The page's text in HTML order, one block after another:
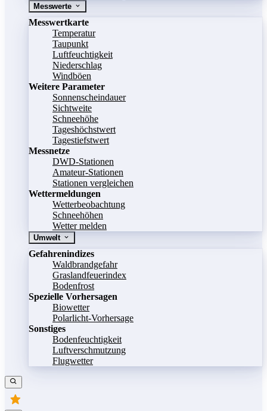
Messwerte
Messwertkarte
Temperatur
Taupunkt
Luftfeuchtigkeit
Niederschlag
Windböen
Weitere Parameter
Sonnenscheindauer
Sichtweite
Schneehöhe
Tageshöchstwert
Tagestiefstwert
Messnetze
DWD-Stationen
Amateur-Stationen
Stationen vergleichen
Wettermeldungen
Wetterbeobachtung
Schneehöhen
Wetter melden
Umwelt
Gefahrenindizes
Waldbrandgefahr
Graslandfeuerindex
Bodenfrost
Spezielle Vorhersagen
Biowetter
Polarlicht-Vorhersage
Sonstiges
Bodenfeuchtigkeit
Luftverschmutzung
Flugwetter